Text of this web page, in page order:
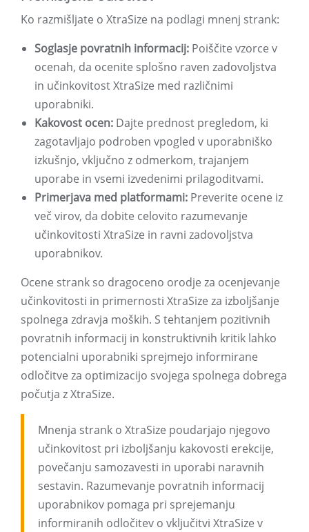
Ko razmišljate o XtraSize na podlagi mnenj strank:
Soglasje povratnih informacij: Poiščite vzorce v
ocenah, da ocenite splošno raven zadovoljstva
in učinkovitost XtraSize med različnimi
uporabniki.
Kakovost ocen: Dajte prednost pregledom, ki
zagotavljajo podroben vpogled v uporabniško
izkušnjo, vključno z odmerkom, trajanjem
uporabe in vsemi izvedenimi prilagoditvami.
Primerjava med platformami: Preverite ocene iz
več virov, da dobite celovito razumevanje
učinkovitosti XtraSize in ravni zadovoljstva
uporabnikov.
Ocene strank so dragoceno orodje za ocenjevanje
učinkovitosti in primernosti XtraSize za izboljšanje
spolnega zdravja moških. S tehtanjem pozitivnih
povratnih informacij in konstruktivnih kritik lahko
potencialni uporabniki sprejmejo informirane
odločitve za optimizacijo svojega spolnega dobrega
počutja z XtraSize.
Mnenja strank o XtraSize poudarjajo njegovo
učinkovitost pri izboljšanju kakovosti erekcije,
povečanju samozavesti in uporabi naravnih
sestavin. Razumevanje povratnih informacij
uporabnikov pomaga pri sprejemanju
informiranih odločitev o vključitvi XtraSize v